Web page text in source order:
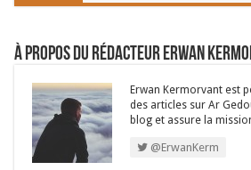
À propos du rédacteur Erwan
Erwan Kermorvant est
des articles sur Ar
blog et assure la
@ErwanKerm